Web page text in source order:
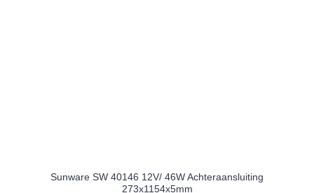
Sunware SW 40146 12V/ 46W Achteraansluiting
273x1154x5mm